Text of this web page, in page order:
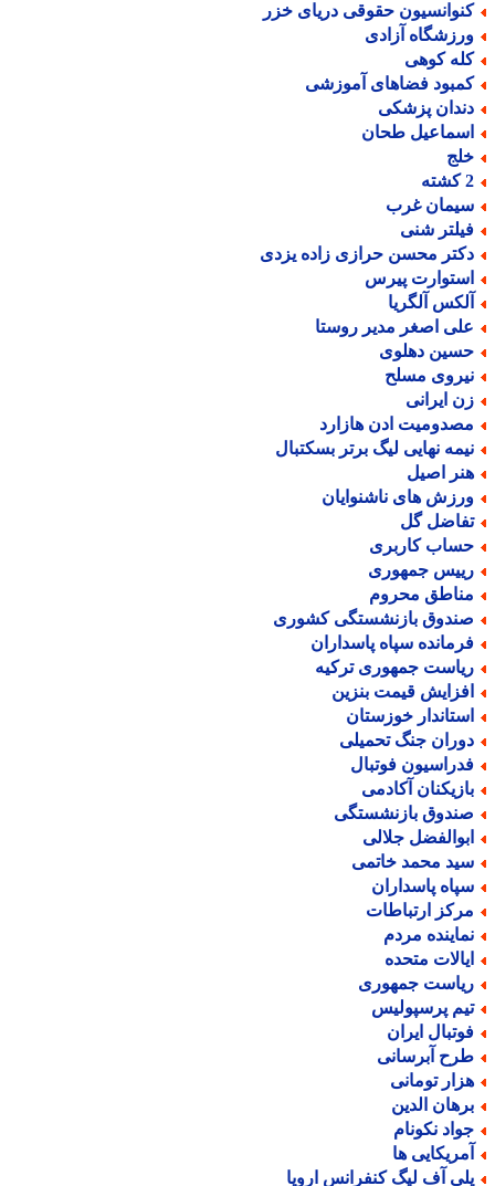
حقوقی دریای خزر
آزادی
کوهی
فضاهای آموزشی
پزشکی
طحان
غرب
شنی
محسن حرازی زاده یزدی
پیرس
آلگریا
اصغر مدیر روستا
دهلوی
مسلح
ایرانی
ادن هازارد
نهایی لیگ برتر بسکتبال
اصیل
های ناشنوایان
گل
کاربری
جمهوری
محروم
بازنشستگی کشوری
سپاه پاسداران
جمهوری ترکیه
قیمت بنزین
خوزستان
جنگ تحمیلی
فوتبال
آکادمی
بازنشستگی
جلالی
محمد خاتمی
پاسداران
ارتباطات
مردم
متحده
جمهوری
پرسپولیس
ایران
آبرسانی
تومانی
الدین
نکونام
ها
آف لیگ کنفرانس اروپا